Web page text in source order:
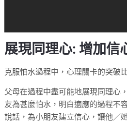
展現同理心: 增加信
克服怕水過程中，心理關卡的突破
父母在過程中盡可能地展現同理心
友為甚麼怕水，明白適應的過程不
說話，為小朋友建立信心，讓他／